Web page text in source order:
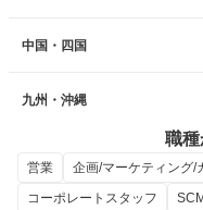
中国・四国
九州・沖縄
職
営業
企画/マーケティング/
コーポレートスタッフ